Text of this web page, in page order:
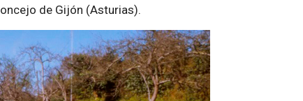
de Gijón (Asturias).